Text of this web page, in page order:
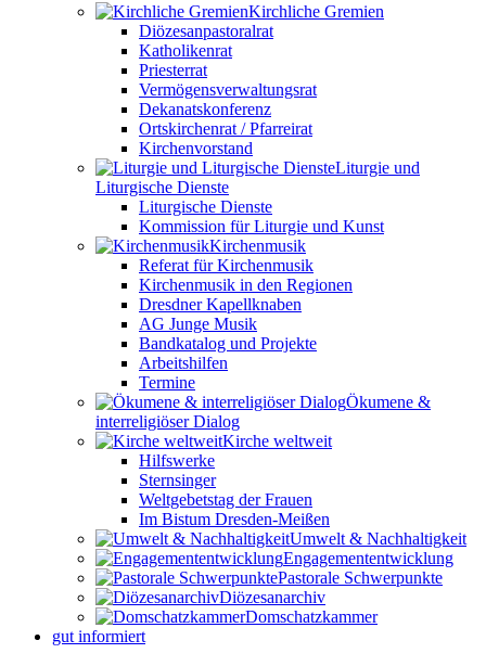
Kirchliche Gremien
Diözesanpastoralrat
Katholikenrat
Priesterrat
Vermögensverwaltungsrat
Dekanatskonferenz
Ortskirchenrat / Pfarreirat
Kirchenvorstand
Liturgie und
Liturgische Dienste
Liturgische Dienste
Kommission für Liturgie und Kunst
Kirchenmusik
Referat für Kirchenmusik
Kirchenmusik in den Regionen
Dresdner Kapellknaben
AG Junge Musik
Bandkatalog und Projekte
Arbeitshilfen
Termine
Ökumene &
interreligiöser Dialog
Kirche weltweit
Hilfswerke
Sternsinger
Weltgebetstag der Frauen
Im Bistum Dresden-Meißen
Umwelt & Nachhaltigkeit
Engagemententwicklung
Pastorale Schwerpunkte
Diözesanarchiv
Domschatzkammer
gut informiert